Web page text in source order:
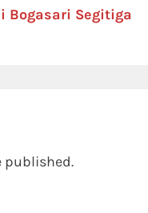
Bogasari Segitiga
published.